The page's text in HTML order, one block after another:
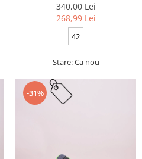
340,00 Lei
268,99 Lei
42
Stare: Ca nou
-31%